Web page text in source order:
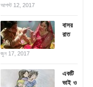
আগস্ট 12, 2017
বাসর
রাত
জুন 17, 2017
একটি
ভাই ও